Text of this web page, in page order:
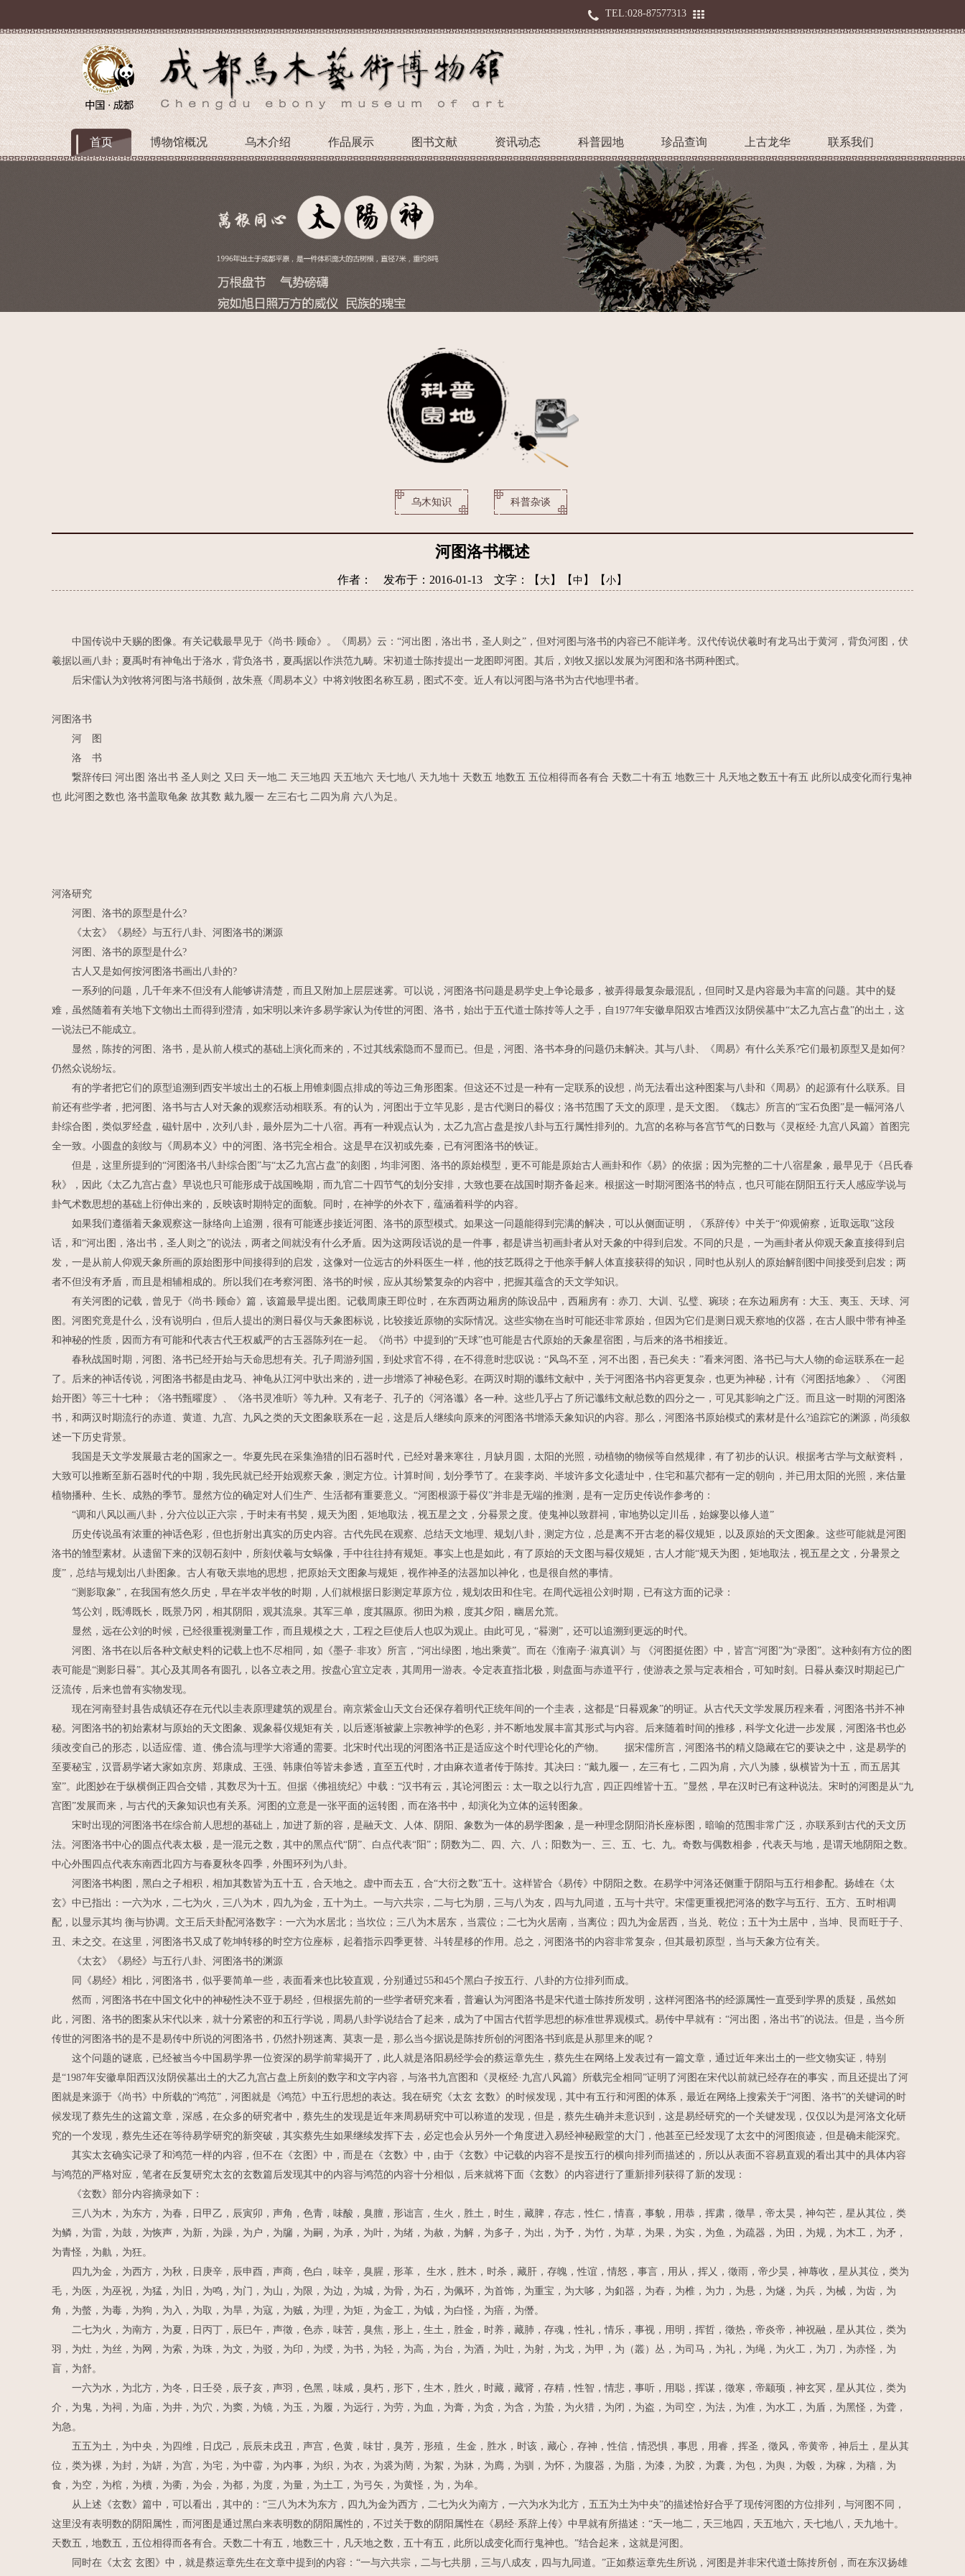
TEL:028-87577313
首页 博物馆概况 乌木介绍 作品展示 图书文献 资讯动态 科普园地 珍品查询 上古龙华 联系我们
乌木知识 科普杂谈
河图洛书概述
作者： 发布于：2016-01-13 文字：【 大 】【 中 】【 小 】
中国传说中天赐的图像。有关记载最早见于《尚书·顾命》。《周易》云：“河出图，洛出书，圣人则之”，但对河图与洛书的内容已不能详考。汉代传说伏羲时有龙马出于黄河，背负河图，伏
羲据以画八卦；夏禹时有神龟出于洛水，背负洛书，夏禹据以作洪范九畴。宋初道士陈抟提出一龙图即河图。其后，刘牧又据以发展为河图和洛书两种图式。
后宋儒认为刘牧将河图与洛书颠倒，故朱熹《周易本义》中将刘牧图名称互易，图式不变。近人有以河图与洛书为古代地理书者。
河图洛书
河 图
洛 书
繋辞传曰 河出图 洛出书 圣人则之 又曰 天一地二 天三地四 天五地六 天七地八 天九地十 天数五 地数五 五位相得而各有合 天数二十有五 地数三十 凡天地之数五十有五 此所以成变化而行鬼神
也 此河图之数也 洛书盖取龟象 故其数 戴九履一 左三右七 二四为肩 六八为足。
河洛研究
河图、洛书的原型是什么?
《太玄》《易经》与五行八卦、河图洛书的渊源
河图、洛书的原型是什么?
古人又是如何按河图洛书画出八卦的?
一系列的问题，几千年来不但没有人能够讲清楚，而且又附加上层层迷雾。可以说，河图洛书问题是易学史上争论最多，被弄得最复杂最混乱，但同时又是内容最为丰富的问题。其中的疑
难，虽然随着有关地下文物出土而得到澄清，如宋明以来许多易学家认为传世的河图、洛书，始出于五代道士陈抟等人之手，自1977年安徽阜阳双古堆西汉汝阴侯墓中“太乙九宫占盘”的出土，这
一说法已不能成立。
显然，陈抟的河图、洛书，是从前人模式的基础上演化而来的，不过其线索隐而不显而已。但是，河图、洛书本身的问题仍未解决。其与八卦、《周易》有什么关系?它们最初原型又是如何?
仍然众说纷坛。
有的学者把它们的原型追溯到西安半坡出土的石板上用锥刺圆点排成的等边三角形图案。但这还不过是一种有一定联系的设想，尚无法看出这种图案与八卦和《周易》的起源有什么联系。目
前还有些学者，把河图、洛书与古人对天象的观察活动相联系。有的认为，河图出于立竿见影，是古代测日的晷仪；洛书范围了天文的原理，是天文图。《魏志》所言的“宝石负图”是一幅河洛八
卦综合图，类似罗经盘，磁针居中，次列八卦，最外层为二十八宿。再有一种观点认为，太乙九宫占盘是按八卦与五行属性排列的。九宫的名称与各宫节气的日数与《灵枢经·九宫八风篇》首图完
全一致。小圆盘的刻纹与《周易本义》中的河图、洛书完全相合。这是早在汉初或先秦，已有河图洛书的铁证。
但是，这里所提到的“河图洛书八卦综合图”与“太乙九宫占盘”的刻图，均非河图、洛书的原始模型，更不可能是原始古人画卦和作《易》的依据；因为完整的二十八宿星象，最早见于《吕氏春
秋》，因此《太乙九宫占盘》早说也只可能形成于战国晚期，而九官二十四节气的划分安排，大致也要在战国时期齐备起来。根据这一时期河图洛书的特点，也只可能在阴阳五行天人感应学说与
卦气术数思想的基础上衍伸出来的，反映该时期特定的面貌。同时，在神学的外衣下，蕴涵着科学的内容。
如果我们遵循着天象观察这一脉络向上追溯，很有可能逐步接近河图、洛书的原型模式。如果这一问题能得到完满的解决，可以从侧面证明，《系辞传》中关于“仰观俯察，近取远取”这段
话，和“河出图，洛出书，圣人则之”的说法，两者之间就没有什么矛盾。因为这两段话说的是一件事，都是讲当初画卦者从对天象的中得到启发。不同的只是，一为画卦者从仰观天象直接得到启
发，一是从前人仰观天象所画的原始图形中间接得到的启发，这像对一位远古的外科医生一样，他的技艺既得之于他亲手解人体直接获得的知识，同时也从别人的原始解剖图中间接受到启发；两
者不但没有矛盾，而且是相辅相成的。所以我们在考察河图、洛书的时候，应从其纷繁复杂的内容中，把握其蕴含的天文学知识。
有关河图的记载，曾见于《尚书·顾命》篇，该篇最早提出图。记载周康王即位时，在东西两边厢房的陈设品中，西厢房有：赤刀、大训、弘璧、琬琰；在东边厢房有：大玉、夷玉、天球、河
图。河图究竟是什么，没有说明白，但后人提出的测日晷仪与天象图标说，比较接近原物的实际情况。这些实物在当时可能还非常原始，但因为它们是测日观天察地的仪器，在古人眼中带有神圣
和神秘的性质，因而方有可能和代表古代王权威严的古玉器陈列在一起。《尚书》中提到的“天球”也可能是古代原始的天象星宿图，与后来的洛书相接近。
春秋战国时期，河图、洛书已经开始与天命思想有关。孔子周游列国，到处求官不得，在不得意时悲叹说：“风鸟不至，河不出图，吾已矣夫：”看来河图、洛书已与大人物的命运联系在一起
了。后来的神话传说，河图洛书都是由龙马、神龟从江河中驮出来的，进一步增添了神秘色彩。在两汉时期的谶纬文献中，关于河图洛书内容更复杂，也更为神秘，计有《河图括地象》、《河图
始开图》等三十七种；《洛书甄曜度》、《洛书灵准听》等九种。又有老子、孔子的《河洛谶》各一种。这些几乎占了所记谶纬文献总数的四分之一，可见其影响之广泛。而且这一时期的河图洛
书，和两汉时期流行的赤道、黄道、九宫、九风之类的天文图象联系在一起，这是后人继续向原来的河图洛书增添天象知识的内容。那么，河图洛书原始模式的素材是什么?追踪它的渊源，尚须叙
述一下历史背景。
我国是天文学发展最古老的国家之一。华夏先民在采集渔猎的旧石器时代，已经对暑来寒往，月缺月圆，太阳的光照，动植物的物候等自然规律，有了初步的认识。根据考古学与文献资料，
大致可以推断至新石器时代的中期，我先民就已经开始观察天象，测定方位。计算时间，划分季节了。在裴李岗、半坡许多文化遗址中，住宅和墓穴都有一定的朝向，并已用太阳的光照，来估量
植物播种、生长、成熟的季节。显然方位的确定对人们生产、生活都有重要意义。“河图根源于晷仪”并非是无端的推测，是有一定历史传说作参考的：
“调和八风以画八卦，分六位以正六宗，于时未有书契，规天为图，矩地取法，视五星之文，分晷景之度。使鬼神以致群祠，审地势以定川岳，始嫁娶以修人道”
历史传说虽有浓重的神话色彩，但也折射出真实的历史内容。古代先民在观察、总结天文地理、规划八卦，测定方位，总是离不开古老的晷仪规矩，以及原始的天文图象。这些可能就是河图
洛书的雏型素材。从遗留下来的汉朝石刻中，所刻伏羲与女蜗像，手中往往持有规矩。事实上也是如此，有了原始的天文图与晷仪规矩，古人才能“规天为图，矩地取法，视五星之文，分暑景之
度”，总结与规划出八卦图象。古人有敬天祟地的思想，把原始天文图象与规矩，视作神圣的法器加以神化，也是很自然的事情。
“测影取象”，在我国有悠久历史，早在半农半牧的时期，人们就根据日影测定草原方位，规划农田和住宅。在周代远祖公刘时期，已有这方面的记录：
笃公刘，既溥既长，既景乃冈，相其阴阳，观其流泉。其军三单，度其隰原。彻田为粮，度其夕阳，幽居允荒。
显然，远在公刘的时候，已经很重视测量工作，而且规模之大，工程之巨使后人也叹为观止。由此可见，“晷测”，还可以追溯到更远的时代。
河图、洛书在以后各种文献史料的记载上也不尽相同，如《墨子·非攻》所言，“河出绿图，地出乘黄”。而在《淮南子·淑真训》与 《河图挺佐图》中，皆言“河图”为“录图”。这种刻有方位的图
表可能是“测影日晷”。其心及其周各有圆孔，以各立表之用。按盘心宜立定表，其周用一游表。令定表直指北极，则盘面与赤道平行，使游表之景与定表相合，可知时刻。日晷从秦汉时期起已广
泛流传，后来也曾有实物发现。
现在河南登封县告成镇还存在元代以圭表原理建筑的观星台。南京紫金山天文台还保存着明代正统年间的一个圭表，这都是“日晷观象”的明证。从古代天文学发展历程来看，河图洛书并不神
秘。河图洛书的初始素材与原始的天文图象、观象晷仪规矩有关，以后逐渐被蒙上宗教神学的色彩，并不断地发展丰富其形式与内容。后来随着时间的推移，科学文化进一步发展，河图洛书也必
须改变自己的形态，以适应儒、道、佛合流与理学大溶通的需要。北宋时代出现的河图洛书正是适应这个时代理论化的产物。 据宋儒所言，河图洛书的精义隐藏在它的要诀之中，这是易学的
至要秘宝，汉晋易学诸大家如京房、郑康成、王强、韩康伯等皆未参透，直至五代时，才由麻衣道者传于陈抟。其决曰：“戴九履一，左三有七，二四为肩，六八为膝，纵横皆为十五，而五居其
室”。此图妙在于纵横倒正四合交错，其数尽为十五。但据《佛祖统纪》中载：“汉书有云，其论河图云：太一取之以行九宫，四正四维皆十五。”显然，早在汉时已有这种说法。宋时的河图是从“九
宫图”发展而来，与古代的天象知识也有关系。河图的立意是一张平面的运转图，而在洛书中，却演化为立体的运转图象。
宋时出现的河图洛书在综合前人思想的基础上，加进了新的容，是融天文、人体、阴阳、象数为一体的易学图象，是一种理念阴阳消长座标图，暗喻的范围非常广泛，亦联系到古代的天文历
法。河图洛书中心的圆点代表太极，是一混元之数，其中的黑点代“阴”、白点代表“阳”；阴数为二、四、六、八；阳数为一、三、五、七、九。奇数与偶数相参，代表天与地，是谓天地阴阳之数。
中心外围四点代表东南西北四方与春夏秋冬四季，外围环列为八卦。
河图洛书构图，黑白之子相积，相加其数皆为五十五，合天地之。虚中而去五，合“大衍之数”五十。这样皆合《易传》中阴阳之数。在易学中河洛还侧重于阴阳与五行相参配。扬雄在《太
玄》中已指出：一六为水，二七为火，三八为木，四九为金，五十为土。一与六共宗，二与七为朋，三与八为友，四与九同道，五与十共守。宋儒更重视把河洛的数字与五行、五方、五时相调
配，以显示其均 衡与协调。文王后天卦配河洛数字：一六为水居北；当坎位；三八为木居东，当震位；二七为火居南，当离位；四九为金居西，当兑、乾位；五十为土居中，当坤、艮而旺于子、
丑、未之交。在这里，河图洛书又成了乾坤转移的时空方位座标，起着指示四季更替、斗转星移的作用。总之，河图洛书的内容非常复杂，但其最初原型，当与天象方位有关。
《太玄》《易经》与五行八卦、河图洛书的渊源
同《易经》相比，河图洛书，似乎要简单一些，表面看来也比较直观，分别通过55和45个黑白子按五行、八卦的方位排列而成。
然而，河图洛书在中国文化中的神秘性决不亚于易经，但根据先前的一些学者研究来看，普遍认为河图洛书是宋代道士陈抟所发明，这样河图洛书的经源属性一直受到学界的质疑，虽然如
此，河图、洛书的图案从宋代以来，就十分紧密的和五行学说，周易八卦学说结合了起来，成为了中国古代哲学思想的标准世界观模式。易传中早就有：“河出图，洛出书”的说法。但是，当今所
传世的河图洛书的是不是易传中所说的河图洛书，仍然扑朔迷离、莫衷一是，那么当今据说是陈抟所创的河图洛书到底是从那里来的呢？
这个问题的谜底，已经被当今中国易学界一位资深的易学前辈揭开了，此人就是洛阳易经学会的蔡运章先生，蔡先生在网络上发表过有一篇文章，通过近年来出土的一些文物实证，特别
是“1987年安徽阜阳西汉汝阴侯墓出土的大乙九宫占盘上所刻的数字和文字内容，与洛书九宫图和《灵枢经·九宫八风篇》所载完全相同”证明了河图在宋代以前就已经存在的事实，而且还提出了河
图就是来源于《尚书》中所载的“鸿范”，河图就是《鸿范》中五行思想的表达。我在研究《太玄 玄数》的时候发现，其中有五行和河图的体系，最近在网络上搜索关于“河图、洛书”的关键词的时
候发现了蔡先生的这篇文章，深感，在众多的研究者中，蔡先生的发现是近年来周易研究中可以称道的发现，但是，蔡先生确并未意识到，这是易经研究的一个关键发现，仅仅以为是河洛文化研
究的一个发现，蔡先生还在等待易学研究的新突破，其实蔡先生如果继续发挥下去，必定也会从另外一个角度进入易经神秘殿堂的大门，他甚至已经发现了太玄中的河图痕迹，但是确未能深究。
其实太玄确实记录了和鸿范一样的内容，但不在《玄图》中，而是在《玄数》中，由于《玄数》中记载的内容不是按五行的横向排列而描述的，所以从表面不容易直观的看出其中的具体内容
与鸿范的严格对应，笔者在反复研究太玄的玄数篇后发现其中的内容与鸿范的内容十分相似，后来就将下面《玄数》的内容进行了重新排列获得了新的发现：
《玄数》部分内容摘录如下：
三八为木，为东方，为春，日甲乙，辰寅卯，声角，色青，味酸，臭膻，形诎言，生火，胜土，时生，藏脾，存志，性仁，情喜，事貌，用恭，挥肃，徵旱，帝太昊，神勾芒，星从其位，类
为鳞，为雷，为鼓，为恢声，为新，为躁，为户，为牖，为嗣，为承，为叶，为绪，为赦，为解，为多子，为出，为予，为竹，为草，为果，为实，为鱼，为疏器，为田，为规，为木工，为矛，
为青怪，为鼽，为狂。
四九为金，为西方，为秋，日庚辛，辰申酉，声商，色白，味辛，臭腥，形革， 生水，胜木，时杀，藏肝，存魄，性谊，情怒，事言，用从，挥乂，徵雨，帝少昊，神蓐收，星从其位，类为
毛，为医，为巫祝，为猛，为旧，为鸣，为门，为山，为限，为边，为城，为骨，为石，为佩环，为首饰，为重宝，为大哆，为釦器，为舂，为椎，为力，为悬，为燧，为兵，为械，为齿，为
角，为螫，为毒，为狗，为入，为取，为旱，为寇，为贼，为理，为矩，为金工，为钺，为白怪，为瘖，为僭。
二七为火，为南方，为夏，日丙丁，辰巳午，声徵，色赤，味苦，臭焦，形上，生土，胜金，时养，藏肺，存魂，性礼，情乐，事视，用明，挥哲，徵热，帝炎帝，神祝融，星从其位，类为
羽，为灶，为丝，为网，为索，为珠，为文，为驳，为印，为绶，为书，为轻，为高，为台，为酒，为吐，为射，为戈，为甲，为（叢）丛，为司马，为礼，为绳，为火工，为刀，为赤怪，为
盲，为舒。
一六为水，为北方，为冬，日壬癸，辰子亥，声羽，色黑，味咸，臭朽，形下，生木，胜火，时藏，藏肾，存精，性智，情悲，事听，用聪，挥谋，徵寒，帝颛顼，神玄冥，星从其位，类为
介，为鬼，为祠，为庙，为井，为穴，为窦，为镜，为玉，为履，为远行，为劳，为血，为膏，为贪，为含，为蛰，为火猎，为闭，为盗，为司空，为法，为准，为水工，为盾，为黑怪，为聋，
为急。
五五为土，为中央，为四维，日戊己，辰辰未戌丑，声宫，色黄，味甘，臭芳，形殖， 生金，胜水，时该，藏心，存神，性信，情恐惧，事思，用睿，挥圣，徵风，帝黄帝，神后土，星从其
位，类为裸，为封，为缾，为宫，为宅，为中霤，为内事，为织，为衣，为裘为菵，为絮，为牀，为廌，为驯，为怀，为腹器，为脂，为漆，为胶，为囊，为包，为舆，为毂，为稼，为穑，为
食，为空，为棺，为櫝，为衢，为会，为都，为度，为量，为土工，为弓矢，为黄怪，为，为牟。
从上述《玄数》篇中，可以看出，其中的：“三八为木为东方，四九为金为西方，二七为火为南方，一六为水为北方，五五为土为中央”的描述恰好合乎了现传河图的方位排列，与河图不同，
这里没有表明数的阴阳属性，而河图是通过黑白来表明数的阴阳属性的，不过关于数的阴阳属性在《易经·系辞上传》中早就有所描述：“天一地二，天三地四，天五地六，天七地八，天九地十。
天数五，地数五，五位相得而各有合。天数二十有五，地数三十，凡天地之数，五十有五，此所以成变化而行鬼神也。”结合起来，这就是河图。
同时在《太玄 玄图》中，就是蔡运章先生在文章中提到的内容：“一与六共宗，二与七共朋，三与八成友，四与九同道。”正如蔡运章先生所说，河图是并非宋代道士陈抟所创，而在东汉扬雄